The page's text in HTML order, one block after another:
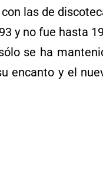
las de
y no fue hasta
se ha
encanto y el